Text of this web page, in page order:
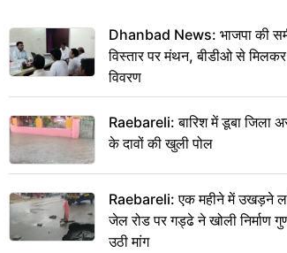
Dhanbad News: भाजपा की
विस्तार पर मंथन, बीडीओ से
विवरण
Raebareli: बारिश में डूबा जिला
के दावों की खुली पोल
Raebareli: एक महीने में उखड़ने
जेल रोड पर गड्ढे ने खोली निर्माण
उठी मांग